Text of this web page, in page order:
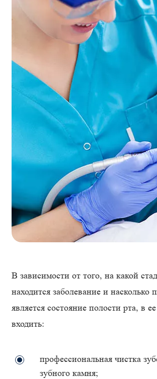
В зависимости от того, на какой
находится заболевание и насколько
является состояние полости рта, в
входить:
профессиональная чистка
зубного камня;